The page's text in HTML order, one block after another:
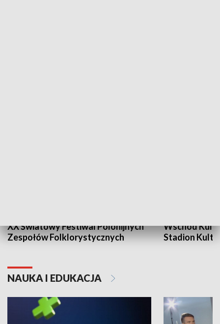
XX Światowy Festiwal Polonijnych
Zespołów Folklorystycznych
Wschód
Stadion
NAUKA I EDUKACJA